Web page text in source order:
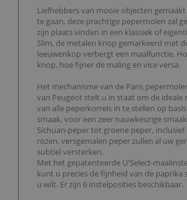
Liefhebbers van mooie objecten
te gaan, deze prachtige pepermolen zal
zijn plaats vinden in een klassiek of
Slim, de metalen knop gemarkeerd met
leeuwenkop verbergt een maalfunctie.
knop, hoe fijner de maling en vice versa.
Het mechanisme van de Paris
van Peugeot stelt u in staat om de ideale
van alle peperkorrels in te stellen op
smaak, voor een zeer nauwkeurige
Sichuan-peper tot groene peper, inclusief
rozen, versgemalen peper zullen al uw
subtiel versterken.
Met het gepatenteerde U'Select-
kunt u precies de fijnheid van de paprika
u wilt. Er zijn 6 instelposities beschikbaar.